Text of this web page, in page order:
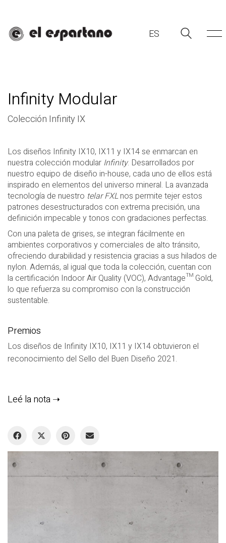
ES
ES
Infinity Modular
Colección Infinity IX
Los diseños Infinity IX10, IX11 y IX14 se enmarcan en
nuestra colección modular Infinity. Desarrollados por
nuestro equipo de diseño in-house, cada uno de ellos está
inspirado en elementos del universo mineral. La avanzada
tecnología de nuestro telar FXLnos permite tejer estos
patrones desestructurados con extrema precisión, una
definición impecable y tonos con gradaciones perfectas.
Con una paleta de grises, se integran fácilmente en
ambientes corporativos y comerciales de alto tránsito,
ofreciendo durabilidad y resistencia gracias a sus hilados de
nylon. Además, al igual que toda la colección, cuentan con
la certificación Indoor Air Quality (VOC), Advantage™ Gold,
lo que refuerza su compromiso con la construcción
sustentable.
Premios
Los diseños de Infinity IX10, IX11 y IX14 obtuvieron el
reconocimiento del Sello del Buen Diseño 2021.
Leé la nota